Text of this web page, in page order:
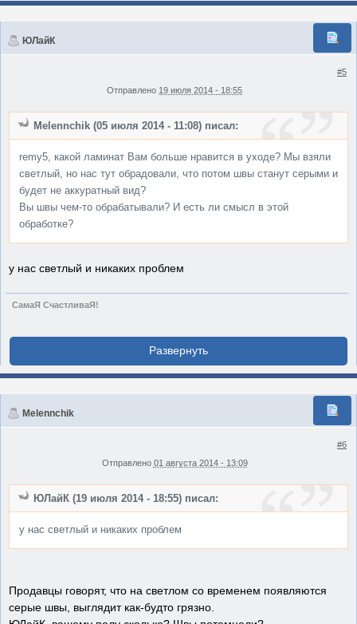
ЮЛайК
#5
Отправлено 19 июля 2014 - 18:55
Melennchik (05 июля 2014 - 11:08) писал:
remy5, какой ламинат Вам больше нравится в уходе? Мы взяли
светлый, но нас тут обрадовали, что потом швы станут серыми и
будет не аккуратный вид?
Вы швы чем-то обрабатывали? И есть ли смысл в этой
обработке?
у нас светлый и никаких проблем
СамаЯ СчастливаЯ!
Melennchik
#6
Отправлено 01 августа 2014 - 13:09
ЮЛайК (19 июля 2014 - 18:55) писал:
у нас светлый и никаких проблем
Продавцы говорят, что на светлом со временем появляются
серые швы, выглядит как-будто грязно.